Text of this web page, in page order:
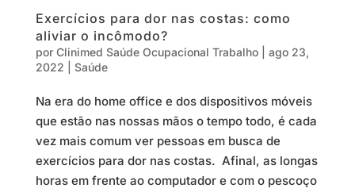
Exercícios para dor nas costas: como
aliviar o incômodo?
por Clinimed Saúde Ocupacional Trabalho| ago 23,
2022
Saúde
Na era do home office e dos dispositivos móveis
que estão nas nossas mãos o tempo todo, é cada
vez mais comum ver pessoas em busca de
exercícios para dor nas costas. Afinal, as longas
horas em frente ao computador e com o pescoço